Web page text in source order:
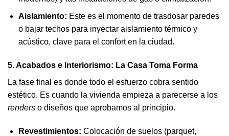
Aislamiento: Este es el momento de trasdosar paredes
o bajar techos para inyectar aislamiento térmico y
acústico, clave para el confort en la ciudad.
5. Acabados e Interiorismo: La Casa Toma Forma
La fase final es donde todo el esfuerzo cobra sentido
estético. Es cuando la vivienda empieza a parecerse a los
renders o diseños que aprobamos al principio.
Revestimientos: Colocación de suelos (parquet,